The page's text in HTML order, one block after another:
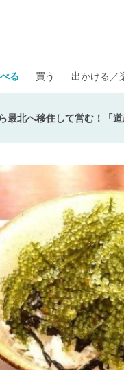
る 買う 出かける／
最北へ移住して営む！「